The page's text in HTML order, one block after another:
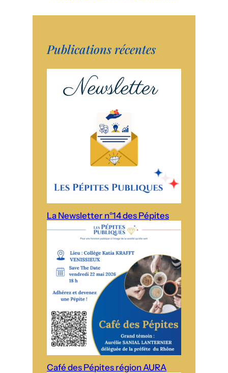
Publications récentes
La Newsletter n°14 des Pépites
Café des Pépites région AURA